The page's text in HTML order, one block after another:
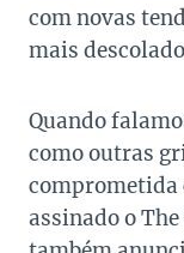
com novas
mais
Quando
como outras
comprometida
assinado o